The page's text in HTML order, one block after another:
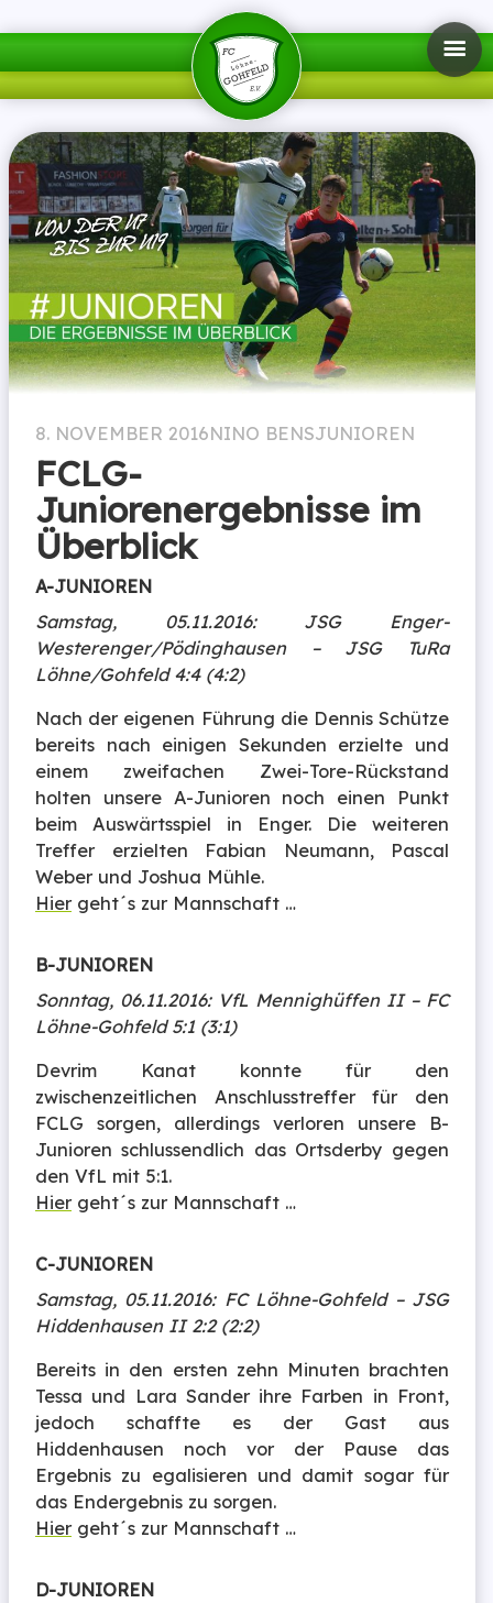
8. NOVEMBER 2016NINO BENSJUNIOREN
FCLG-
Juniorenergebnisse im
Überblick
A-JUNIOREN
Samstag, 05.11.2016: JSG Enger-
Westerenger/Pödinghausen – JSG TuRa
Löhne/Gohfeld 4:4 (4:2)
Nach der eigenen Führung die Dennis Schütze
bereits nach einigen Sekunden erzielte und
einem zweifachen Zwei-Tore-Rückstand
holten unsere A-Junioren noch einen Punkt
beim Auswärtsspiel in Enger. Die weiteren
Treffer erzielten Fabian Neumann, Pascal
Weber und Joshua Mühle.
Hiergeht´s zur Mannschaft …
B-JUNIOREN
Sonntag, 06.11.2016: VfL Mennighüffen II – FC
Löhne-Gohfeld 5:1 (3:1)
Devrim Kanat konnte für den
zwischenzeitlichen Anschlusstreffer für den
FCLG sorgen, allerdings verloren unsere B-
Junioren schlussendlich das Ortsderby gegen
den VfL mit 5:1.
Hiergeht´s zur Mannschaft …
C-JUNIOREN
Samstag, 05.11.2016: FC Löhne-Gohfeld – JSG
Hiddenhausen II 2:2 (2:2)
Bereits in den ersten zehn Minuten brachten
Tessa und Lara Sander ihre Farben in Front,
jedoch schaffte es der Gast aus
Hiddenhausen noch vor der Pause das
Ergebnis zu egalisieren und damit sogar für
das Endergebnis zu sorgen.
Hiergeht´s zur Mannschaft …
D-JUNIOREN